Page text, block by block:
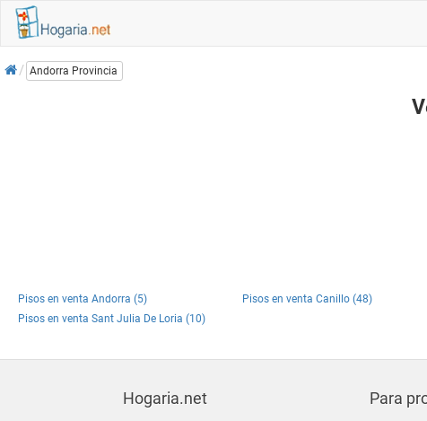
InicioAndorra Provincia
Pisos en venta Andorra (5) Pisos en venta Canillo (48)
Pisos en venta Sant Julia De Loria (10)
Hogaria.net Para